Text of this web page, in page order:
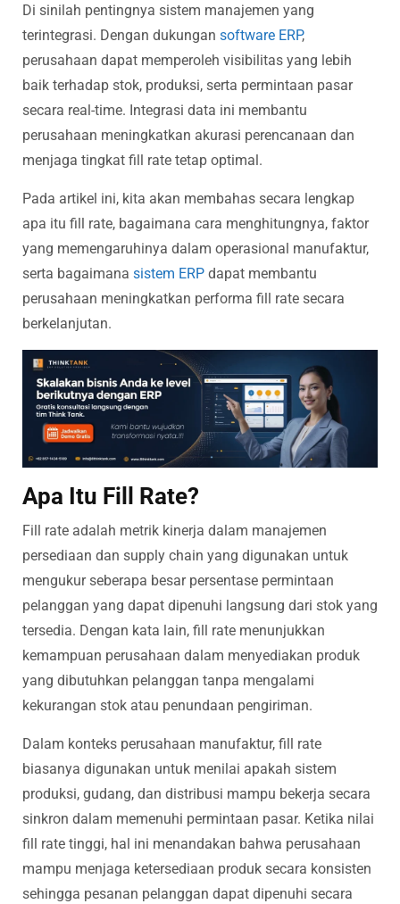
Di sinilah pentingnya sistem manajemen yang
terintegrasi. Dengan dukungan software ERP,
perusahaan dapat memperoleh visibilitas yang lebih
baik terhadap stok, produksi, serta permintaan pasar
secara real-time. Integrasi data ini membantu
perusahaan meningkatkan akurasi perencanaan dan
menjaga tingkat fill rate tetap optimal.
Pada artikel ini, kita akan membahas secara lengkap
apa itu fill rate, bagaimana cara menghitungnya, faktor
yang memengaruhinya dalam operasional manufaktur,
serta bagaimana sistem ERP dapat membantu
perusahaan meningkatkan performa fill rate secara
berkelanjutan.
Apa Itu Fill Rate?
Fill rate adalah metrik kinerja dalam manajemen
persediaan dan supply chain yang digunakan untuk
mengukur seberapa besar persentase permintaan
pelanggan yang dapat dipenuhi langsung dari stok yang
tersedia. Dengan kata lain, fill rate menunjukkan
kemampuan perusahaan dalam menyediakan produk
yang dibutuhkan pelanggan tanpa mengalami
kekurangan stok atau penundaan pengiriman.
Dalam konteks perusahaan manufaktur, fill rate
biasanya digunakan untuk menilai apakah sistem
produksi, gudang, dan distribusi mampu bekerja secara
sinkron dalam memenuhi permintaan pasar. Ketika nilai
fill rate tinggi, hal ini menandakan bahwa perusahaan
mampu menjaga ketersediaan produk secara konsisten
sehingga pesanan pelanggan dapat dipenuhi secara